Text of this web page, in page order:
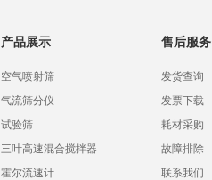
产品展示
空气喷射筛
气流筛分仪
试验筛
三叶高速混合搅拌器
霍尔流速计
售后服务
发货查询
发票下载
耗材采购
故障排除
联系我们